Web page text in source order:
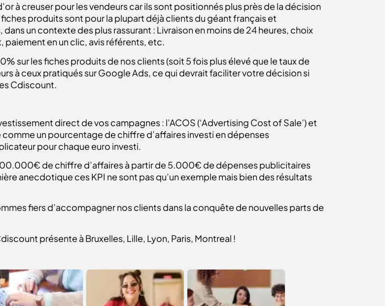
à creuser pour les vendeurs car ils sont positionnés plus près de la décision
produits sont pour la plupart déjà clients du géant français et
un contexte des plus rassurant : Livraison en moins de 24 heures, choix
en un clic, avis référents, etc.
sur les fiches produits de nos clients (soit 5 fois plus élevé que le taux de
à ceux pratiqués sur Google Ads, ce qui devrait faciliter votre décision si
Cdiscount.
direct de vos campagnes : l’ACOS (‘Advertising Cost of Sale’) et
comme un pourcentage de chiffre d’affaires investi en dépenses
pour chaque euro investi.
de chiffre d’affaires à partir de 5.000€ de dépenses publicitaires
anecdotique ces KPI ne sont pas qu’un exemple mais bien des résultats
fiers d’accompagner nos clients dans la conquête de nouvelles parts de
présente à Bruxelles, Lille, Lyon, Paris, Montreal !